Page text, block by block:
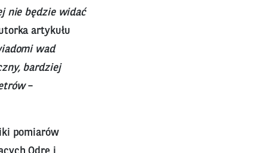
nie będzie widać
artykułu
wad
bardziej
–
pomiarów